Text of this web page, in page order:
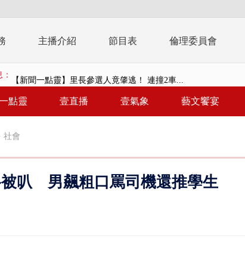
主播介紹 節目表 倫理委員會
【新聞一點靈】里長參選人竟肇逃！ 連撞2車...
漢光演練「防毒戰」模擬桃煉油廠遭襲！ 出...
點靈 壹直播 壹氣象 藝文饗宴
社會
叭 男飆粗口罵司機還推學生